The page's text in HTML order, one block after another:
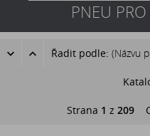
PNEU
Řadit podle: (Názvu
Strana 1 z 209